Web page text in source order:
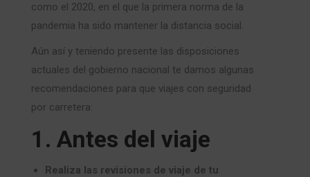
como el 2020, en el que la primera norma de la
pandemia ha sido mantener la distancia social.
Aún así y teniendo presente las disposiciones
actuales del gobierno nacional te damos algunas
recomendaciones para que viajes con seguridad
por carretera:
1. Antes del viaje
Realiza las revisiones de viaje de tu